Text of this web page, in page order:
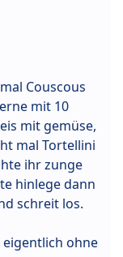
Couscous
mit 10
mit gemüse,
mal Tortellini
ihr zunge
hinlege dann
schreit los.
ohne